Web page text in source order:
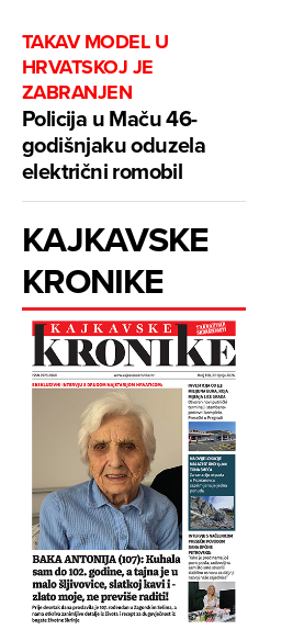
TAKAV MODEL U
HRVATSKOJ JE
ZABRANJEN
Policija u Maču 46-
godišnjaku oduzela
električni romobil
KAJKAVSKE
KRONIKE